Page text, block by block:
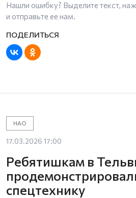
Нашли ошибку? Выделите текст,
и отправьте ее нам.
НАО
17.03.2026 17:00
Ребятишкам в
спецтехнику